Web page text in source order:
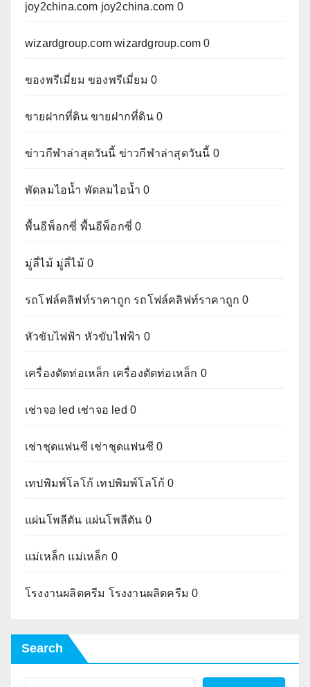
joy2china.com joy2china.com 0
wizardgroup.com wizardgroup.com 0
ของพรีเมี่ยม ของพรีเมี่ยม 0
ขายฝากที่ดินขายฝากที่ดิน 0
ข่าวกีฬาล่าสุดวันนี้ ข่าวกีฬาล่าสุดวันนี้ 0
พัดลมไอน้ำ พัดลมไอน้ำ 0
พื้นอีพ็อกซี่ พื้นอีพ็อกซี่ 0
มู่ลี่ไม้ มู่ลี่ไม้ 0
รถโฟล์คลิฟท์ราคาถูก รถโฟล์คลิฟท์ราคาถูก 0
หัวขับไฟฟ้า หัวขับไฟฟ้า 0
เครื่องตัดท่อเหล็ก เครื่องตัดท่อเหล็ก 0
เช่าจอ led เช่าจอ led 0
เช่าชุดแฟนซี เช่าชุดแฟนซี 0
เทปพิมพ์โลโก้ เทปพิมพ์โลโก้ 0
แผ่นโพลีตัน แผ่นโพลีตัน 0
แม่เหล็ก แม่เหล็ก 0
โรงงานผลิตครีม โรงงานผลิตครีม 0
Search